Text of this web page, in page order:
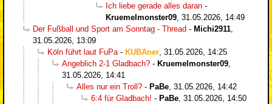
Ich liebe gerade alles daran -
Kruemelmonster09 31.05.2026, 14:49
Der Fußball und Sport am Sonntag - Thread - Michi2911
31.05.2026, 13:09
Köln führt laut FuPa - KUBAner 31.05.2026, 14:25
Angeblich 2-1 Gladbach? - Kruemelmonster09
31.05.2026, 14:41
Alles nur ein Troll? - PaBe 31.05.2026, 14:42
6:4 für Gladbach! - PaBe 31.05.2026, 14:50